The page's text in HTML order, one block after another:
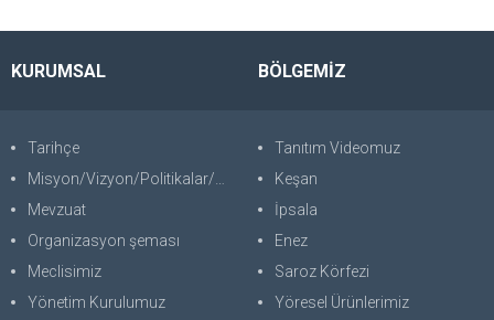
KURUMSAL
Tarihçe
Misyon/Vizyon/Politikalar/SWOT
Mevzuat
Organizasyon şeması
Meclisimiz
Yönetim Kurulumuz
BÖLGEMİZ
Tanıtım Videomuz
Keşan
İpsala
Enez
Saroz Körfezi
Yöresel Ürünlerimiz